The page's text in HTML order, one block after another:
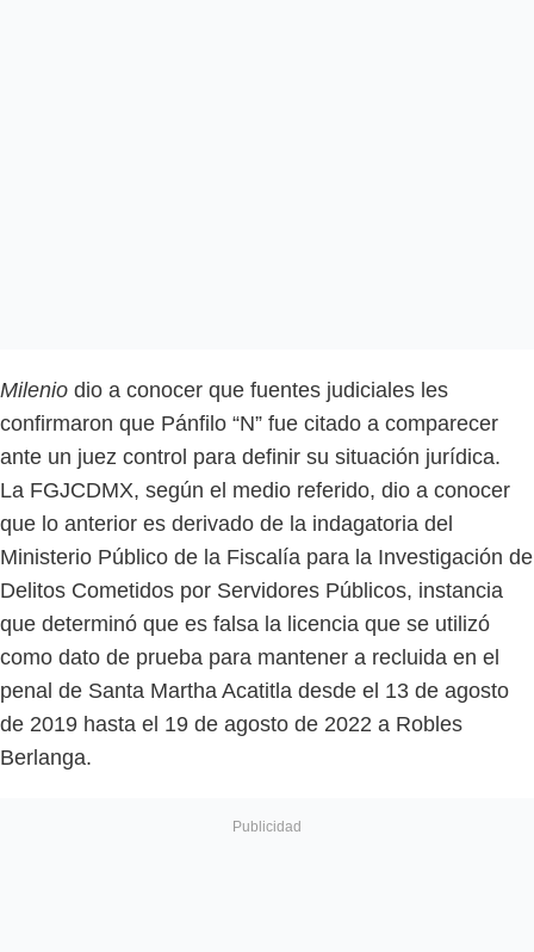
Milenio dio a conocer que fuentes judiciales les
confirmaron que Pánfilo “N” fue citado a comparecer
ante un juez control para definir su situación jurídica.
La FGJCDMX, según el medio referido, dio a conocer
que lo anterior es derivado de la indagatoria del
Ministerio Público de la Fiscalía para la Investigación de
Delitos Cometidos por Servidores Públicos, instancia
que determinó que es falsa la licencia que se utilizó
como dato de prueba para mantener a recluida en el
penal de Santa Martha Acatitla desde el 13 de agosto
de 2019 hasta el 19 de agosto de 2022 a Robles
Berlanga.